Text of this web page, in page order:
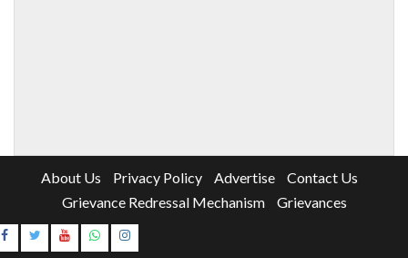
About Us Privacy Policy Advertise
Contact Us
Grievance Redressal Mechanism
Grievances
Instagram